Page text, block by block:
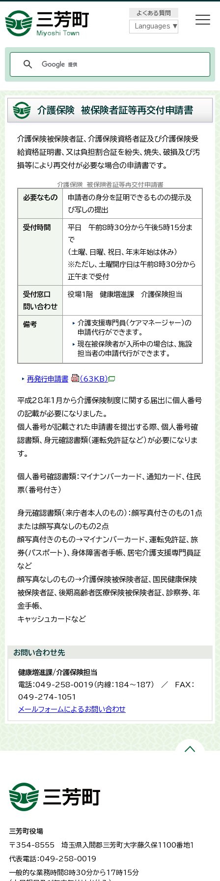
よくある質問
Languages
介護保険 被保険者証等再交付申請書
介護保険被保険者証、介護保険資格者証及び介護保険受
給資格証明書、又は負担割合証を紛失、焼失、破損及び汚
損等により再交付が必要な場合の申請書です。
介護保険 被保険者証等再交付申請書
必要なもの
申請者の身分を証明できるものの提示及
び写しの提出
受付時間
平日 午前8時30分から午後5時15分ま
で
（土曜、日曜、祝日、年末年始は休み）
※ただし、土曜開庁日は午前8時30分から
正午まで受付
受付窓口
問い合わせ
役場1階 健康増進課 介護保険担当
備考
介護支援専門員（ケアマネージャー）の
申請代行ができます。
現在被保険者が入所中の場合は、施設
担当者の申請代行ができます。
再発行申請書 （63KB）
平成28年1月から介護保険制度に関する届出に個人番号
の記載が必要になりました。
個人番号が記載された申請書を提出する際、個人番号確
認書類、身元確認書類（運転免許証など）が必要になりま
す。
個人番号確認書類：マイナンバーカード、通知カード、住民
票（番号付き）
身元確認書類（来庁者本人のもの）：顔写真付きのもの1点
または顔写真なしのもの2点
顔写真付きのもの→マイナンバーカード、運転免許証、旅
券(パスポート)、身体障害者手帳、居宅介護支援専門員証
など
顔写真なしのもの→介護保険被保険者証、国民健康保険
被保険者証、後期高齢者医療保険被保険者証、診察券、年
金手帳、
キャッシュカードなど
お問い合わせ先
健康増進課/介護保険担当
電話：049-258-0019（内線：184～187） ／ FAX：
049-274-1051
メールフォームによるお問い合わせ
三芳町役場
〒354-8555 埼玉県入間郡三芳町大字藤久保1100番地１
代表電話：049-258-0019
一般的な業務時間8時30分から17時15分